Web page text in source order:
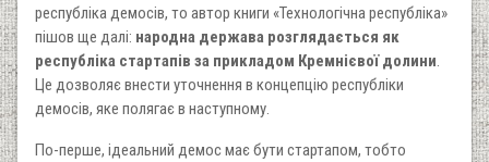
республіка демосів, то автор книги «Технологічна республіка»
пішов ще далі: народна держава розглядається як
республіка стартапів за прикладом Кремнієвої долини.
Це дозволяє внести уточнення в концепцію республіки
демосів, яке полягає в наступному.
По-перше, ідеальний демос має бути стартапом, тобто